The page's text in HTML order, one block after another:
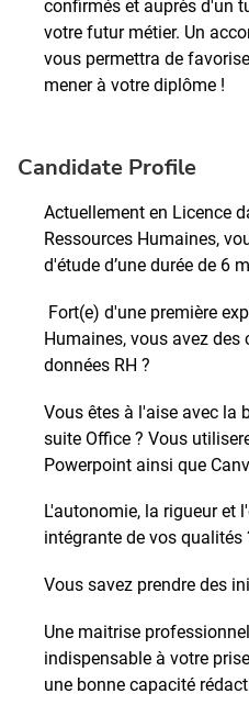
confirmés et auprès d'un
votre futur métier. Un
vous permettra de
mener à votre diplôme !
Candidate Profile
Actuellement en Licence
Ressources Humaines,
d'étude d’une durée de 6
Fort(e) d'une première
Humaines, vous avez
données RH ?
Vous êtes à l'aise avec la
suite Office ? Vous
Powerpoint ainsi que
L'autonomie, la rigueur et
intégrante de vos qualités
Vous savez prendre des
Une maitrise
indispensable à votre
une bonne capacité